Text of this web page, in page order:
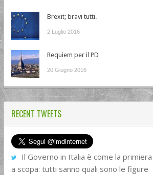
Brexit; bravi tutti.
2 Luglio 2016
Requiem per il PD
20 Giugno 2016
RECENT TWEETS
Il Governo in Italia è come la primiera
a scopa: tutti sanno quali sono le figure